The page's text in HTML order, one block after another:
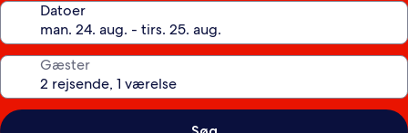
Datoer
Gæster